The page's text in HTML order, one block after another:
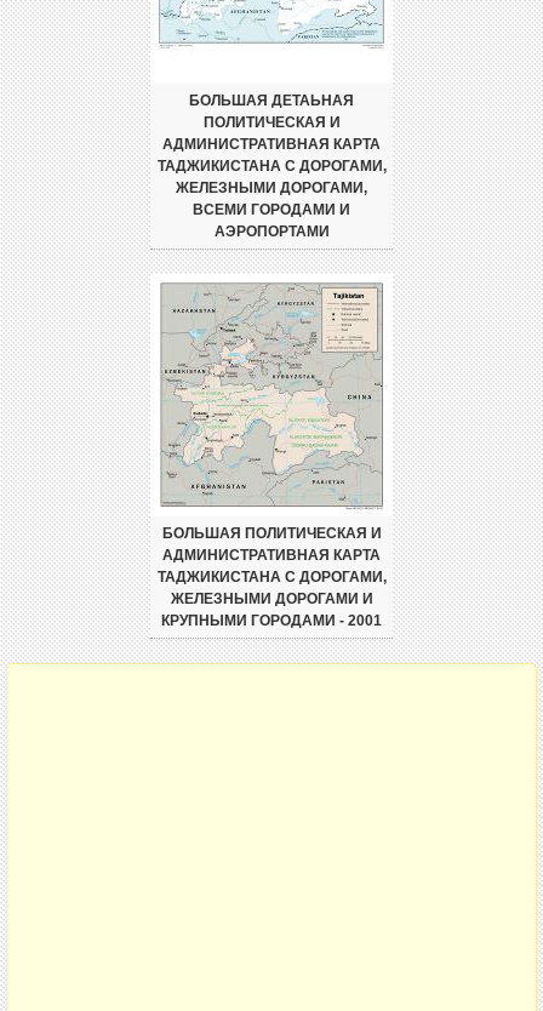
БОЛЬШАЯ ДЕТАЬНАЯ
ПОЛИТИЧЕСКАЯ И
АДМИНИСТРАТИВНАЯ КАРТА
ТАДЖИКИСТАНА С ДОРОГАМИ,
ЖЕЛЕЗНЫМИ ДОРОГАМИ,
ВСЕМИ ГОРОДАМИ И
АЭРОПОРТАМИ
БОЛЬШАЯ ПОЛИТИЧЕСКАЯ И
АДМИНИСТРАТИВНАЯ КАРТА
ТАДЖИКИСТАНА С ДОРОГАМИ,
ЖЕЛЕЗНЫМИ ДОРОГАМИ И
КРУПНЫМИ ГОРОДАМИ - 2001